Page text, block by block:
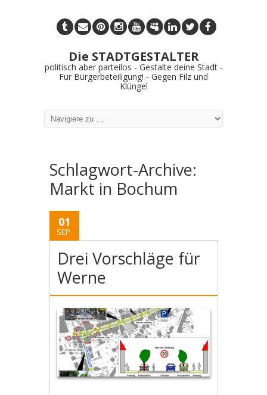
Die STADTGESTALTER
politisch aber parteilos - Gestalte deine Stadt -
Für Bürgerbeteiligung! - Gegen Filz und
Klüngel
Schlagwort-Archive:
Markt in Bochum
01
SEP.
Drei Vorschläge für
Werne